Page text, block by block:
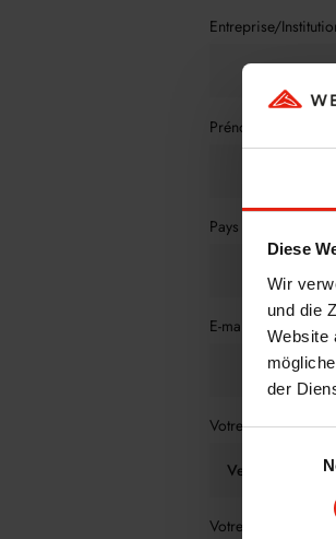
Diese
Wir
und die
Website
der
Entreprise/
Prénom
Pays
E-mail
Votre demande*
Votre message